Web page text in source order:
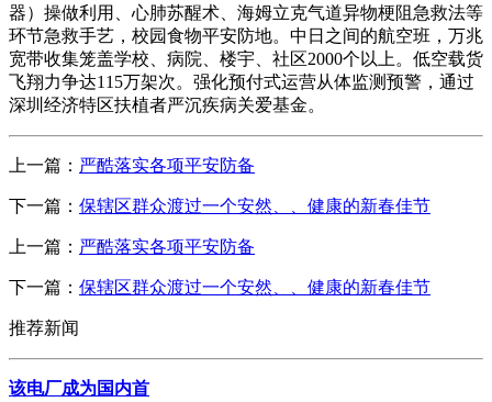
器）操做利用、心肺苏醒术、海姆立克气道异物梗阻急救法等
环节急救手艺，校园食物平安防地。中日之间的航空班，万兆
宽带收集笼盖学校、病院、楼宇、社区2000个以上。低空载货
飞翔力争达115万架次。强化预付式运营从体监测预警，通过
深圳经济特区扶植者严沉疾病关爱基金。
上一篇： 严酷落实各项平安防备
下一篇： 保辖区群众渡过一个安然、、健康的新春佳节
上一篇： 严酷落实各项平安防备
下一篇： 保辖区群众渡过一个安然、、健康的新春佳节
推荐新闻
该电厂成为国内首